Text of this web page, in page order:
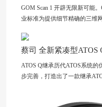
GOM Scan 1 开辟无限新可能
业标准为提供细节精确的三维
蔡司 全新紧凑型ATOS
ATOS Q继承历代ATOS系统
步完善，打造出了一款继承